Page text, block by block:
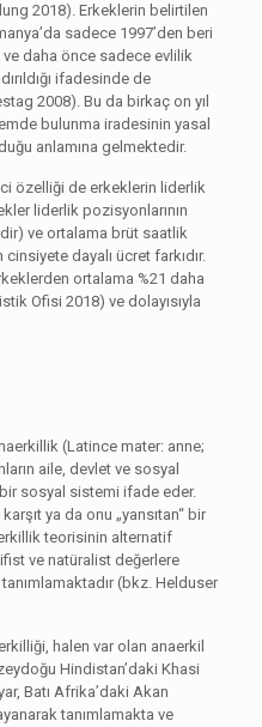
2018). Erkeklerin belirtilen
sadece 1997’den beri
daha önce sadece evlilik
ifadesinde de
2008). Bu da birkaç on yıl
bulunma iradesinin yasal
anlamına gelmektedir.
özelliği de erkeklerin liderlik
liderlik pozisyonlarının
ve ortalama brüt saatlik
cinsiyete dayalı ücret farkıdır.
ortalama %21 daha
Ofisi 2018) ve dolayısıyla
(Latince mater: anne;
aile, devlet ve sosyal
sosyal sistemi ifade eder.
ya da onu „yansıtan“ bir
teorisinin alternatif
ve natüralist değerlere
(bkz. Helduser
halen var olan anaerkil
Hindistan’daki Khasi
Batı Afrika’daki Akan
tanımlamakta ve